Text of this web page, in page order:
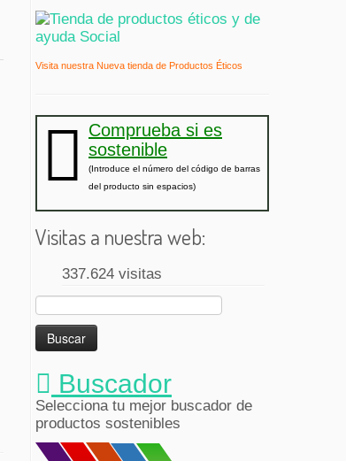
Visita nuestra Nueva tienda de Productos Éticos
Comprueba si es
sostenible
(Introduce el número del código de barras
del producto sin espacios)
Visitas a nuestra web:
337.624 visitas
Buscador
Selecciona tu mejor buscador de
productos sostenibles